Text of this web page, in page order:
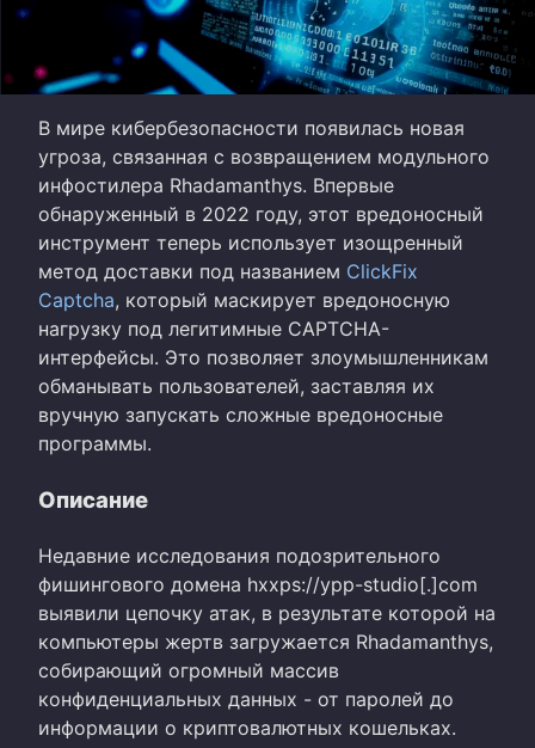
В мире кибербезопасности появилась новая
угроза, связанная с возвращением модульного
инфостилера Rhadamanthys. Впервые
обнаруженный в 2022 году, этот вредоносный
инструмент теперь использует изощренный
метод доставки под названием ClickFix
Captcha, который маскирует вредоносную
нагрузку под легитимные CAPTCHA-
интерфейсы. Это позволяет злоумышленникам
обманывать пользователей, заставляя их
вручную запускать сложные вредоносные
программы.
Описание
Недавние исследования подозрительного
фишингового домена hxxps://ypp-studio[.]com
выявили цепочку атак, в результате которой на
компьютеры жертв загружается Rhadamanthys,
собирающий огромный массив
конфиденциальных данных - от паролей до
информации о криптовалютных кошельках.